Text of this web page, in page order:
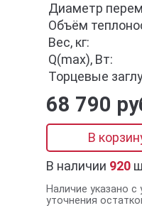
Диаметр
Объём
Вес, кг:
Q(max), Вт:
Торцевые
68 790
В
В наличии 920
Наличие указано
уточнения